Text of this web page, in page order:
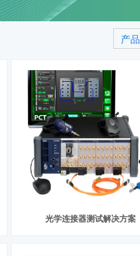
产品
光学连接器测试解决方案